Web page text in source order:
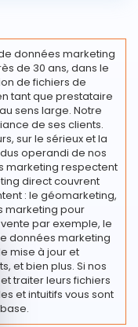
données marketing
de 30 ans, dans le
de fichiers de
tant que prestataire
sens large. Notre
de ses clients.
sur le sérieux et la
operandi de nos
marketing respectent
direct couvrent
: le géomarketing,
marketing pour
par exemple, le
données marketing
mise à jour et
et bien plus. Si nos
traiter leurs fichiers
et intuitifs vous sont
le bandeau